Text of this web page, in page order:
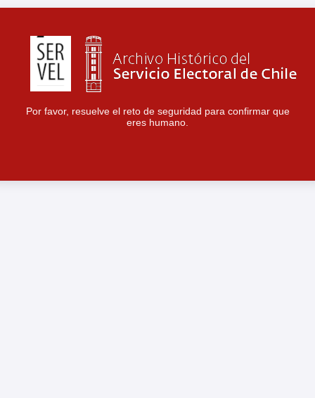
Por favor, resuelve el reto de seguridad para confirmar que
eres humano.